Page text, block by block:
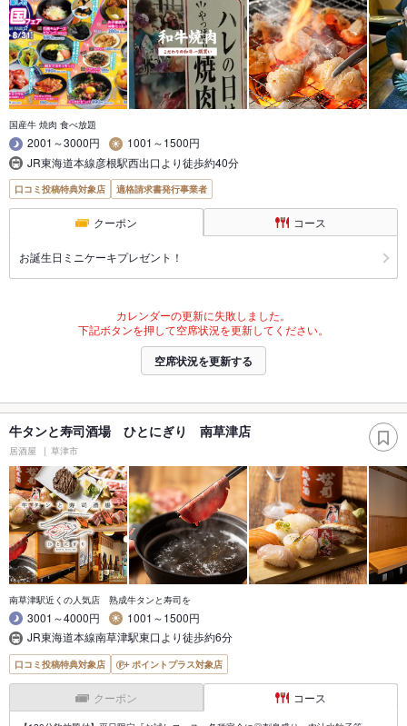
国産牛 焼肉 食べ放題
2001～3000円
1001～1500円
JR東海道本線彦根駅西出口より徒歩約40分
口コミ投稿特典対象店 適格請求書発行事業者
クーポン コース
お誕生日ミニケーキプレゼント！
カレンダーの更新に失敗しました。
下記ボタンを押して空席状況を更新してください。
空席状況を更新する
牛タンと寿司酒場 ひとにぎり 南草津店
居酒屋 草津市
南草津駅近くの人気店 熟成牛タンと寿司を
3001～4000円
1001～1500円
JR東海道本線南草津駅東口より徒歩約6分
口コミ投稿特典対象店 ポイントプラス対象店
クーポン コース